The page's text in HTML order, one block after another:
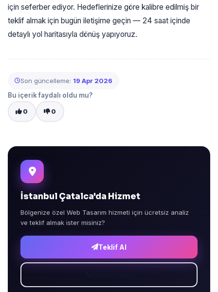
için seferber ediyor. Hedeflerinize göre kalibre edilmiş bir
teklif almak için bugün iletişime geçin — 24 saat içinde
detaylı yol haritasıyla dönüş yapıyoruz.
Son güncelleme: 19 Apr 2026
Bu içerik faydalı oldu mu?
0 0
İstanbul Çatalca'da Hizmet
Bölgenize özel Web Tasarım hizmeti için ücretsiz analiz
ve teklif almak ister misiniz?
Teklif Al